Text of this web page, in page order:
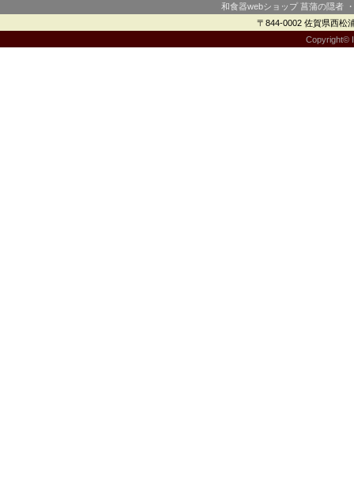
和食器webショップ 菖蒲の隠者
〒844-0002 佐賀県西松
Copyright©